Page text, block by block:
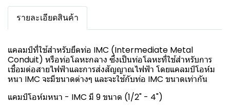
รายละเอียดสินค้า
แคลมป์ที่ใช้สำหรับยึดท่อ IMC (Intermediate Metal
Conduit) หรือท่อโลหะกลาง ซึ่งเป็นท่อโลหะที่ใช้สำหรับการ
เชื่อมต่อสายไฟฟ้าและการส่งสัญญาณไฟฟ้า โดยแคลมป์โอห์ม
หนา IMC จะมีขนาดต่างๆ และจะใช้กับท่อ IMC ขนาดเท่ากัน
แคมป์โอห์มหนา - IMC มี 9 ขนาด (1/2" - 4")